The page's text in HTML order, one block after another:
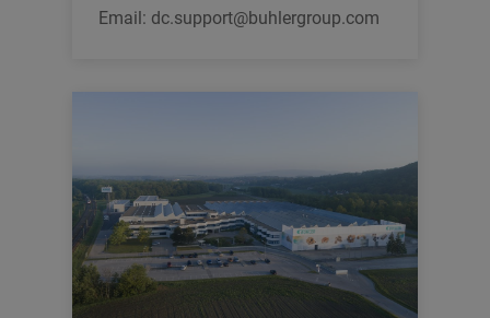
Email: dc.support@buhlergroup.com